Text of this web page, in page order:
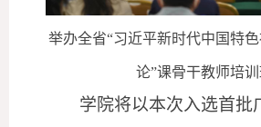
举办全省“习近平新时代中国特
论”课骨干教师培
学院将以本次入选首批